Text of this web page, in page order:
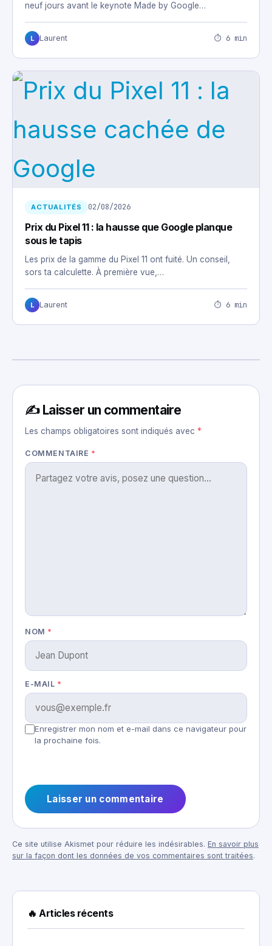
neuf jours avant le keynote Made by Google…
L Laurent ⏱ 6 min
ACTUALITÉS 02/08/2026
Prix du Pixel 11 : la hausse que Google planque
sous le tapis
Les prix de la gamme du Pixel 11 ont fuité. Un conseil,
sors ta calculette. À première vue,…
L Laurent ⏱ 6 min
✍️ Laisser un commentaire
Les champs obligatoires sont indiqués avec *
COMMENTAIRE *
NOM *
E-MAIL *
Enregistrer mon nom et e-mail dans ce navigateur pour
la prochaine fois.
Ce site utilise Akismet pour réduire les indésirables. En savoir plus
sur la façon dont les données de vos commentaires sont traitées.
🔥 Articles récents